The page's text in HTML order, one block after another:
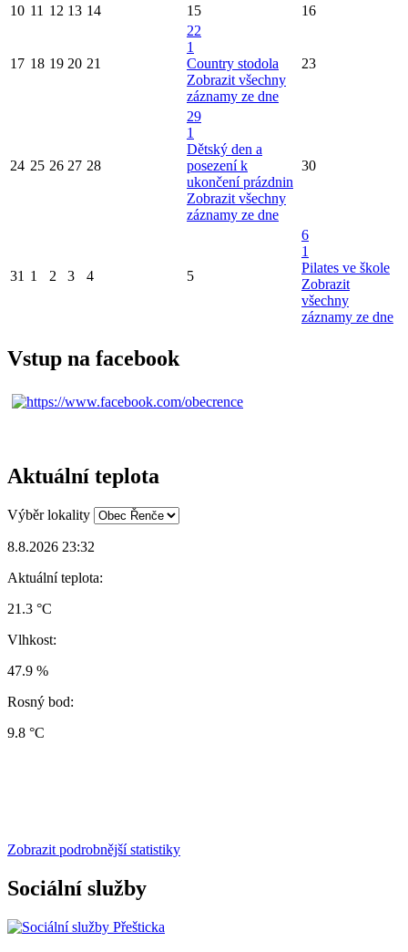
10 11 12 13 14 15 16
17 18 19 20 21
22
1
Country stodola
Zobrazit všechny
záznamy ze dne
23
24 25 26 27 28
29
1
Dětský den a
posezení k
ukončení prázdnin
Zobrazit všechny
záznamy ze dne
30
31 1 2 3 4 5
6
1
Pilates ve škole
Zobrazit
všechny
záznamy ze dne
Vstup na facebook
Aktuální teplota
Výběr lokality
8.8.2026 23:32
Aktuální teplota:
21.3 °C
Vlhkost:
47.9 %
Rosný bod:
9.8 °C
Zobrazit podrobnější statistiky
Sociální služby